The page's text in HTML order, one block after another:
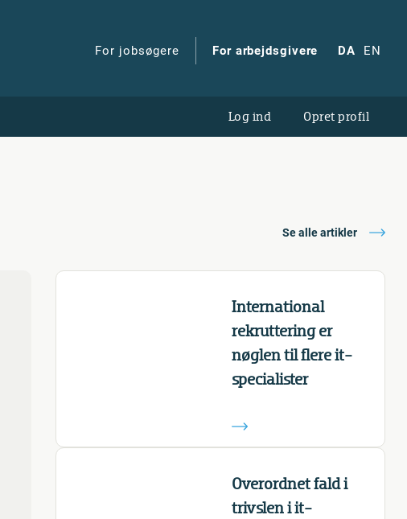
For jobsøgere For arbejdsgivere DA EN
Log ind Opret profil
Se alle artikler
International
rekruttering er
nøglen til flere it-
specialister
Overordnet fald i
trivslen i it-